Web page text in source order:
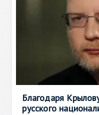
Благодаря
русского